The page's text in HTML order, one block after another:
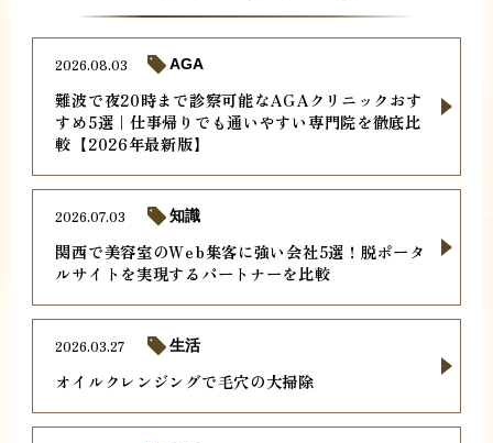
難波で夜20時まで診察可能なAGAクリニックおす
すめ5選｜仕事帰りでも通いやすい専門院を徹底比
較【2026年最新版】
2026.08.03 AGA
関西で美容室のWeb集客に強い会社5選！脱ポータ
ルサイトを実現するパートナーを比較
2026.07.03 知識
オイルクレンジングで毛穴の大掃除
2026.03.27 生活